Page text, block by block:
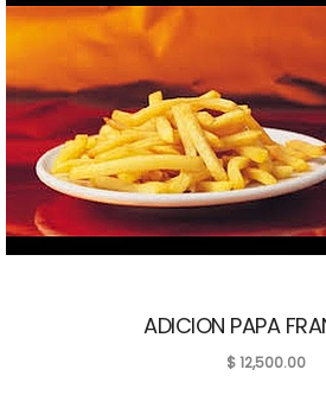
ADICION PAPA
$12,500.00